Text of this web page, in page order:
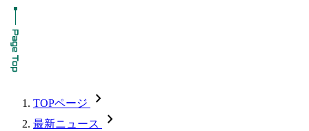
TOPページ chevron_forward
最新ニュース chevron_forward